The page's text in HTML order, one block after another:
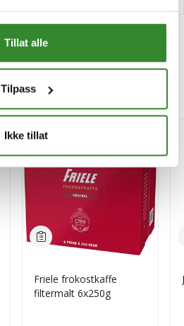
Tillat alle
Tilpass
Ikke tillat
Friele frokostkaffe
filtermalt 6x250g